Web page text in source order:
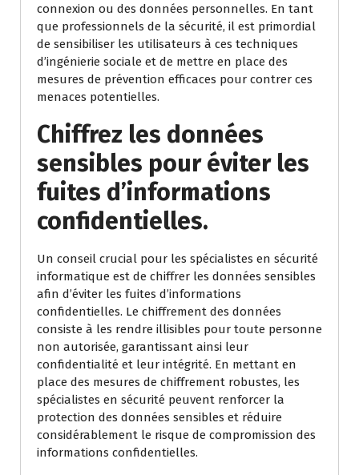
connexion ou des données personnelles. En tant
que professionnels de la sécurité, il est primordial
de sensibiliser les utilisateurs à ces techniques
d’ingénierie sociale et de mettre en place des
mesures de prévention efficaces pour contrer ces
menaces potentielles.
Chiffrez les données
sensibles pour éviter les
fuites d’informations
confidentielles.
Un conseil crucial pour les spécialistes en sécurité
informatique est de chiffrer les données sensibles
afin d’éviter les fuites d’informations
confidentielles. Le chiffrement des données
consiste à les rendre illisibles pour toute personne
non autorisée, garantissant ainsi leur
confidentialité et leur intégrité. En mettant en
place des mesures de chiffrement robustes, les
spécialistes en sécurité peuvent renforcer la
protection des données sensibles et réduire
considérablement le risque de compromission des
informations confidentielles.